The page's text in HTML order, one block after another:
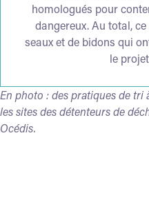
homologués pour
dangereux. Au total,
seaux et de bidons qui
le
En photo : des pratiques de tri
les sites des détenteurs de
Océdis.